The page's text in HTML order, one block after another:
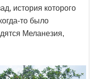
история которого
то было
Меланезия,